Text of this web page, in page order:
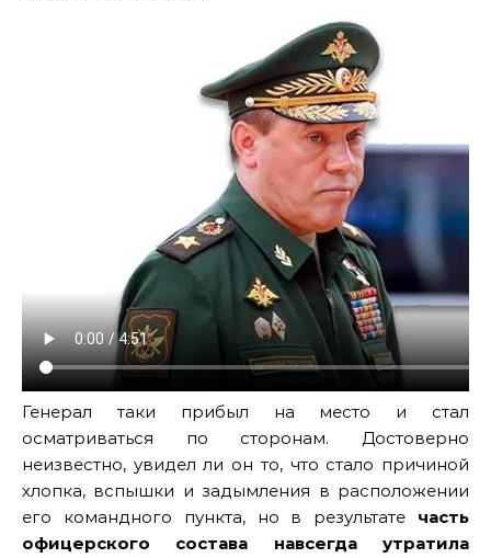
Генерал таки прибыл на место и стал
осматриваться по сторонам. Достоверно
неизвестно, увидел ли он то, что стало причиной
хлопка, вспышки и задымления в расположении
его командного пункта, но в результате часть
офицерского состава навсегда утратила